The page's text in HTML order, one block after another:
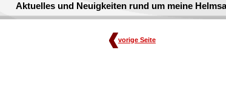
Aktuelles und Neuigkeiten rund um meine
vorige Seite